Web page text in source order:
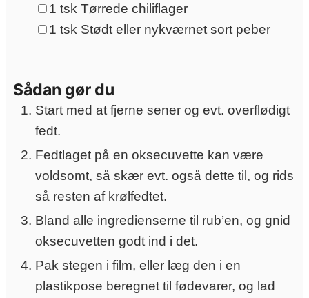
▢
1 tsk Tørrede chiliflager
▢
1 tsk Stødt eller nykværnet sort peber
Sådan gør du
Start med at fjerne sener og evt. overflødigt
fedt.
Fedtlaget på en oksecuvette kan være
voldsomt, så skær evt. også dette til, og rids
så resten af krølfedtet.
Bland alle ingredienserne til rub’en, og gnid
oksecuvetten godt ind i det.
Pak stegen i film, eller læg den i en
plastikpose beregnet til fødevarer, og lad